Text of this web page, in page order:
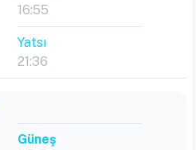
16:55
Yatsı
21:36
Güneş